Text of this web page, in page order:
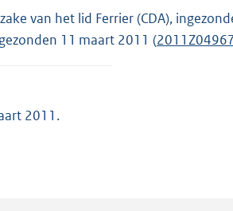
van het lid Ferrier (CDA),
11 maart 2011 (
2011.